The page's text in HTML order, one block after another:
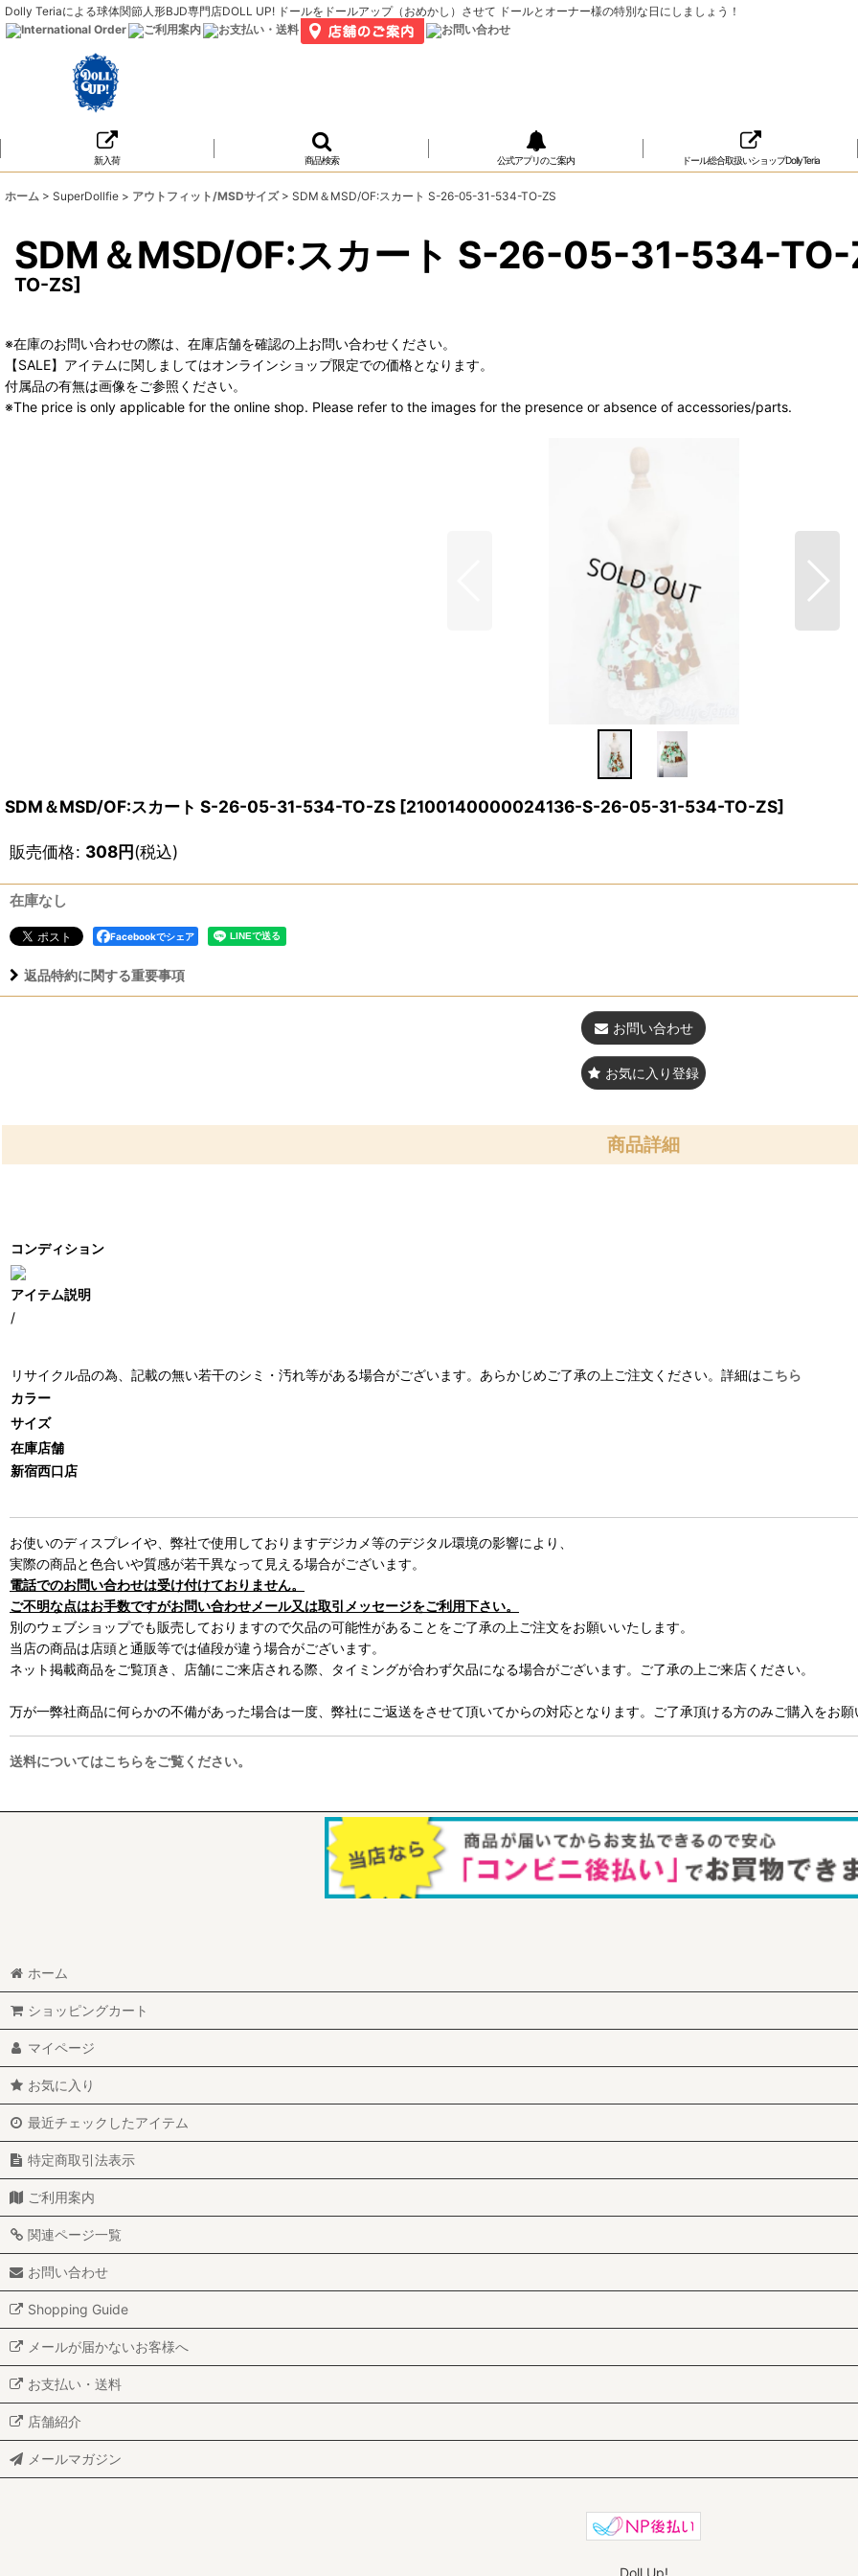
Dolly Teriaによる球体関節人形BJD専門店DOLL UP! ドールをドールアップ（おめかし）させて ドールとオーナー様の特別な日にしましょう！
新入荷 商品検索 公式アプリのご案内 ドール総合取扱いショップDollyTeria
ホーム > SuperDollfie > アウトフィット/MSDサイズ > SDM＆MSD/OF:スカート S-26-05-31-534-TO-ZS
SDM＆MSD/OF:スカート S-26-05-31-534-TO-
TO-ZS]
※在庫のお問い合わせの際は、在庫店舗を確認の上お問い合わせください。
【SALE】アイテムに関しましてはオンラインショップ限定での価格となります。
付属品の有無は画像をご参照ください。
※The price is only applicable for the online shop. Please refer to the images for the presence or absence of accessories/parts.
SDM＆MSD/OF:スカート S-26-05-31-534-TO-ZS [2100140000024136-S-26-05-31-534-TO-ZS]
販売価格: 308円(税込)
在庫なし
Facebookでシェア
返品特約に関する重要事項
お問い合わせ
お気に入り登録
商品詳細
コンディション
アイテム説明
/
リサイクル品の為、記載の無い若干のシミ・汚れ等がある場合がございます。あらかじめご了承の上ご注文ください。詳細はこちら
カラー
サイズ
在庫店舗
新宿西口店
お使いのディスプレイや、弊社で使用しておりますデジカメ等のデジタル環境の影響により、
実際の商品と色合いや質感が若干異なって見える場合がございます。
電話でのお問い合わせは受け付けておりません。
ご不明な点はお手数ですがお問い合わせメール又は取引メッセージをご利用下さい。
別のウェブショップでも販売しておりますので欠品の可能性があることをご了承の上ご注文をお願いいたします。
当店の商品は店頭と通販等では値段が違う場合がございます。
ネット掲載商品をご覧頂き、店舗にご来店される際、タイミングが合わず欠品になる場合がございます。ご了承の上ご来店ください。
万が一弊社商品に何らかの不備があった場合は一度、弊社にご返送をさせて頂いてからの対応となります。ご了承頂ける方のみご購入をお願
送料についてはこちらをご覧ください。
ホーム
ショッピングカート
マイページ
お気に入り
最近チェックしたアイテム
特定商取引法表示
ご利用案内
関連ページ一覧
お問い合わせ
Shopping Guide
メールが届かないお客様へ
お支払い・送料
店舗紹介
メールマガジン